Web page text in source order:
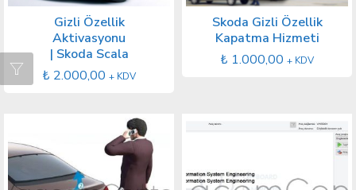
Gizli Özellik
Aktivasyonu
| Skoda Scala
₺ 2.000,00 + KDV
Skoda Gizli Özellik
Kapatma Hizmeti
₺ 1.000,00 + KDV